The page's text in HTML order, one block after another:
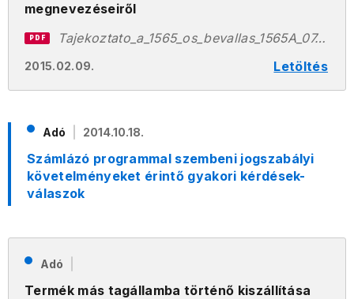
megnevezéseiről
2015.02.09. Letöltés
PDF Tajekoztato_a_1565_os_bevallas_1565A_07_es_1565A_08_lapjain_szereplo_termekek_roviditett_megnevezeseirol.pdf
Adó 2014.10.18.
Számlázó programmal szembeni jogszabályi
követelményeket érintő gyakori kérdések-
válaszok
Adó
Termék más tagállamba történő kiszállítása